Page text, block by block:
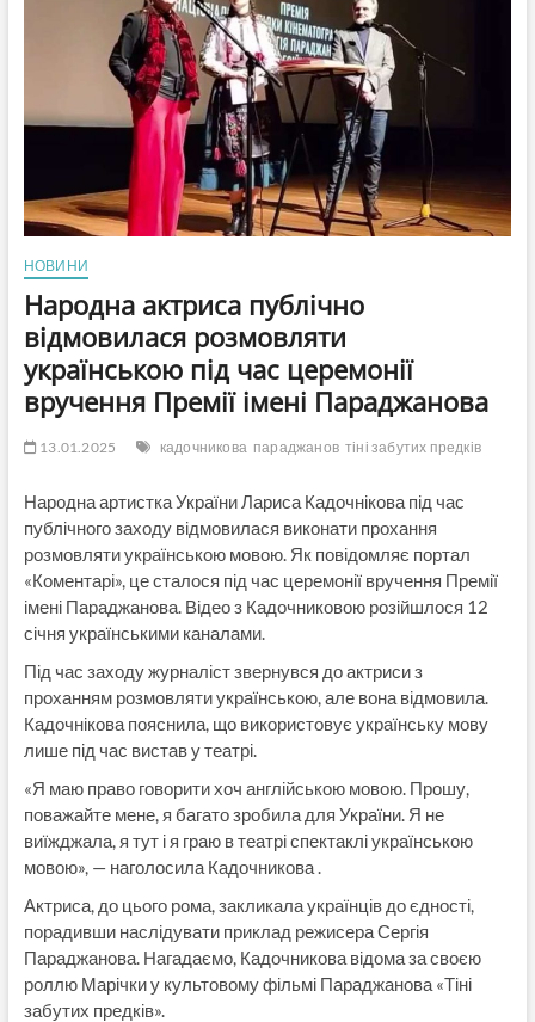
НОВИНИ
Народна актриса публічно
відмовилася розмовляти
українською під час церемонії
вручення Премії імені Параджанова
13.01.2025 кадочникова параджанов тіні забутих предків
Народна артистка України Лариса Кадочнікова під час
публічного заходу відмовилася виконати прохання
розмовляти українською мовою. Як повідомляє портал
«Коментарі», це сталося під час церемонії вручення Премії
імені Параджанова. Відео з Кадочниковою розійшлося 12
січня українськими каналами.
Під час заходу журналіст звернувся до актриси з
проханням розмовляти українською, але вона відмовила.
Кадочнікова пояснила, що використовує українську мову
лише під час вистав у театрі.
«Я маю право говорити хоч англійською мовою. Прошу,
поважайте мене, я багато зробила для України. Я не
виїжджала, я тут і я граю в театрі спектаклі українською
мовою», — наголосила Кадочникова .
Актриса, до цього рома, закликала українців до єдності,
порадивши наслідувати приклад режисера Сергія
Параджанова. Нагадаємо, Кадочникова відома за своєю
роллю Марічки у культовому фільмі Параджанова «Тіні
забутих предків».